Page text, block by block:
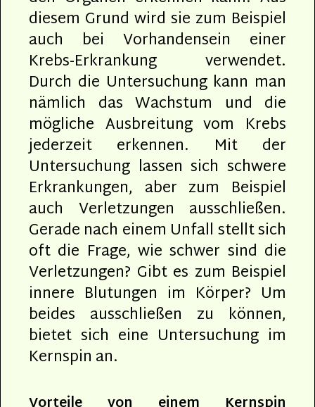
diesem Grund wird sie zum Beispiel
auch bei Vorhandensein einer
Krebs-Erkrankung verwendet.
Durch die Untersuchung kann man
nämlich das Wachstum und die
mögliche Ausbreitung vom Krebs
jederzeit erkennen. Mit der
Untersuchung lassen sich schwere
Erkrankungen, aber zum Beispiel
auch Verletzungen ausschließen.
Gerade nach einem Unfall stellt sich
oft die Frage, wie schwer sind die
Verletzungen? Gibt es zum Beispiel
innere Blutungen im Körper? Um
beides ausschließen zu können,
bietet sich eine Untersuchung im
Kernspin an.